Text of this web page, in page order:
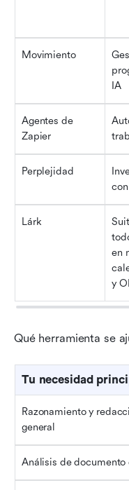
Movimiento
IA
Agentes de
Zapier
Perplejidad
Lárk
en
y
Qué herramienta se
Tu necesidad
Razonamiento y
general
Análisis de documento